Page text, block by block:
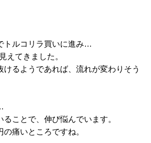
トルコリラ買いに進み…
えてきました。
けるようであれば、流れが変わりそう
ることで、伸び悩んでいます。
痛いところですね。